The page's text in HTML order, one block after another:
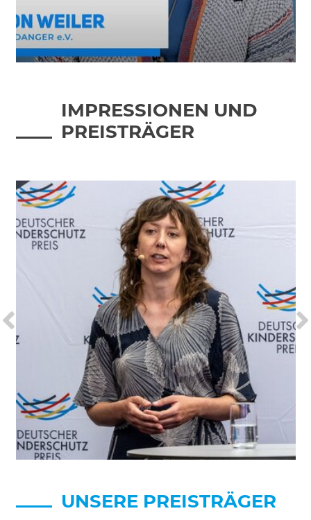
IMPRESSIONEN UND
PREISTRÄGER
UNSERE PREISTRÄGER
Akzeptieren Speichern Ablehnen
Impressum Datenschutz